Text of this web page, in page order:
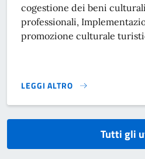
cogestione dei beni
professionali,
promozione culturale
LEGGI ALTRO
}
Tutti gli